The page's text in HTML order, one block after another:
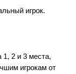
игрок.
1, 2 и 3 места,
игрокам от